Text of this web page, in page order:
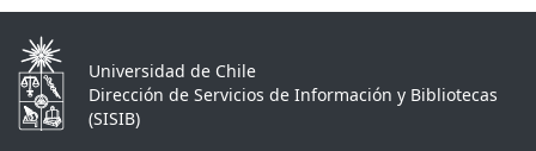
Universidad de Chile
Dirección de Servicios de Información y Bibliotecas
(SISIB)